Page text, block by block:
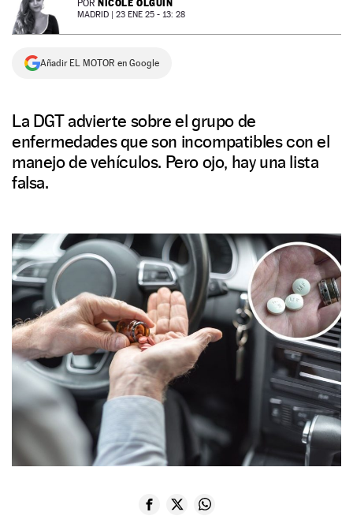
NEWSLETTER
SÍGUENOS
POR NICOLE OLGUÍN
MADRID | 23 ENE 25 - 13: 28
Añadir EL MOTOR en Google
La DGT advierte sobre el grupo de
enfermedades que son incompatibles con el
manejo de vehículos. Pero ojo, hay una lista
falsa.